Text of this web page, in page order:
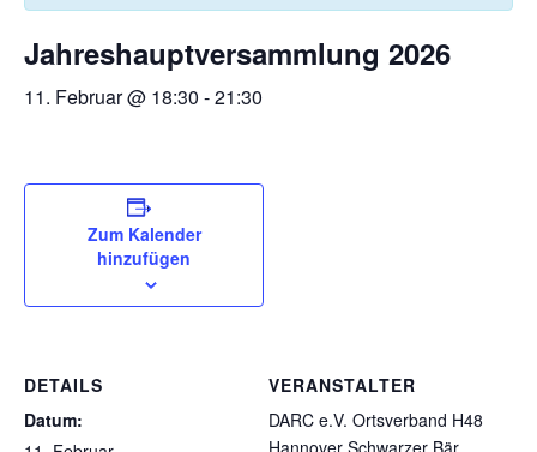
Jahreshauptversammlung 2026
11. Februar @ 18:30 -21:30
Zum Kalender
hinzufügen
DETAILS
Datum:
VERANSTALTER
DARC e.V. Ortsverband H48
Hannover Schwarzer Bär